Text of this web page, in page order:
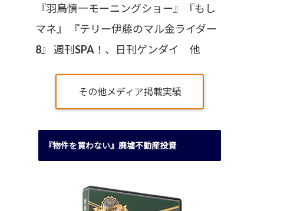
『羽鳥慎一モーニングショー』『もし
マネ』 『テリー伊藤のマル金ライダー
8』 週刊SPA！、日刊ゲンダイ 他
その他メディア掲載実績
『物件を買わない』廃墟不動産投資